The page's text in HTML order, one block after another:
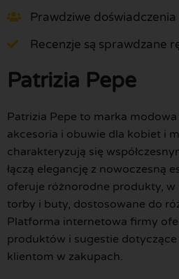
Prawdziwe
Recenzje są sprawdzane
Patrizia Pepe
Patrizia Pepe to marka
akcesoria i obuwie dla kobiet i
charakteryzują się
łączą elegancję z nowoczesną
oferuje różnorodne produkty,
torby i buty, dostosowane do
Platforma internetowa firmy
produktów i sugestie
klientom w zakupach.